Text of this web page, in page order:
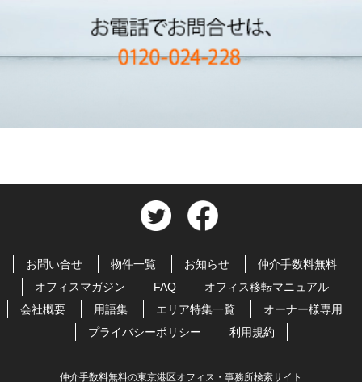
お問い合せ 物件一覧 お知らせ
仲介手数料無料
オフィスマガジン
FAQ
オフィス移転マニュアル
会社概要
用語集 エリア特集一覧
オーナー様専用
プライバシーポリシー
利用規約
仲介手数料無料の東京港区オフィス・事務所検索サイト